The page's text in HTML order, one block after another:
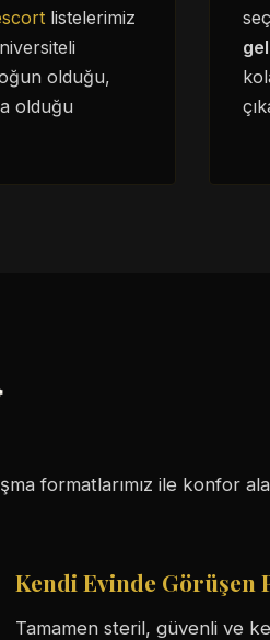
listelerimiz
olduğu,
olduğu
formatlarımız ile konfor
Kendi Evinde
Tamamen steril, güvenli ve